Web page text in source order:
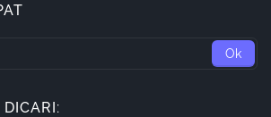
DICARI: